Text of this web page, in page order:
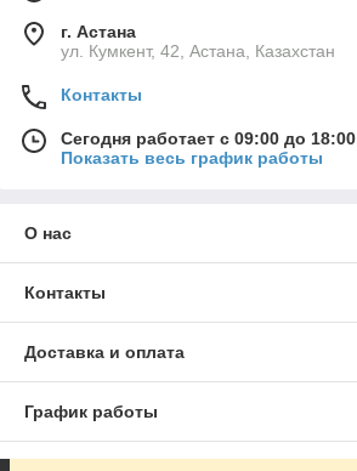
г. Астана
ул. Кумкент, 42, Астана, Казахстан
Контакты
Сегодня работает с 09:00 до 18:00
Показать весь график работы
О нас
Контакты
Доставка и оплата
График работы